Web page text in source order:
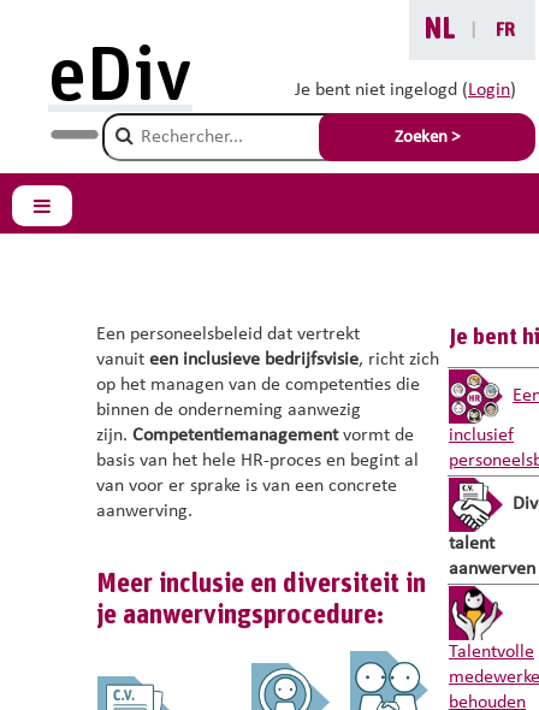
NL FR
Je bent niet ingelogd (Login)
Champ de recherche
Zoeken >
eDiv
Zijpaneel
Divers talent aanwerven
en behouden
aanwerven
Divers talent aanwerven
Een personeelsbeleid dat vertrekt
vanuit een inclusieve bedrijfsvisie, richt zich
op het managen van de competenties die
binnen de onderneming aanwezig
zijn. Competentiemanagementvormt de
basis van het hele HR-proces en begint al
van voor er sprake is van een concrete
aanwerving.
Meer inclusie en diversiteit in
je aanwervingsprocedure:
Je bent
inclusief
talent
aanwerven
Talentvolle
behouden